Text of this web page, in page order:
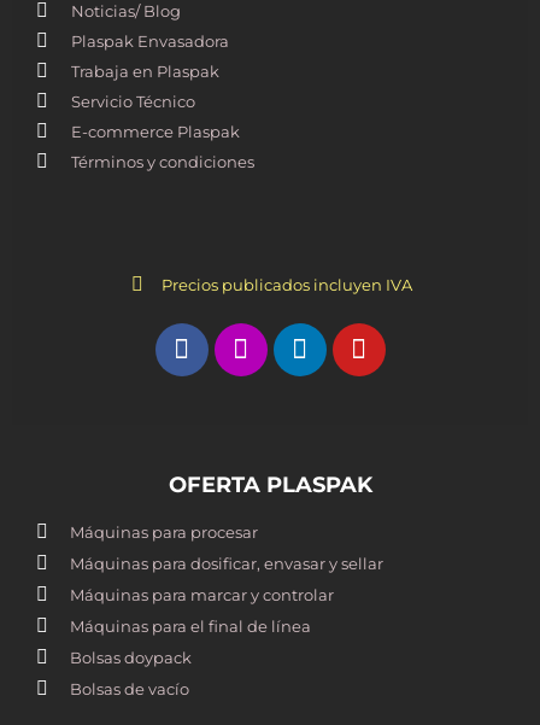
Noticias/ Blog
Plaspak Envasadora
Trabaja en Plaspak
Servicio Técnico
E-commerce Plaspak
Términos y condiciones
Precios publicados incluyen IVA
OFERTA PLASPAK
Máquinas para procesar
Máquinas para dosificar, envasar y sellar
Máquinas para marcar y controlar
Máquinas para el final de línea
Bolsas doypack
Bolsas de vacío